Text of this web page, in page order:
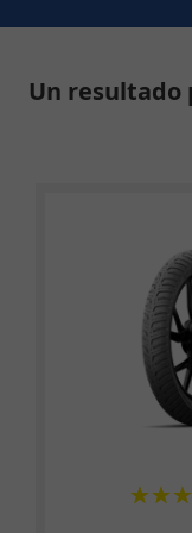
Un resultado